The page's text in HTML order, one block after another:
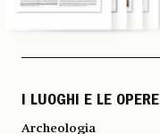
I LUOGHI E LE OPERE
Archeologia